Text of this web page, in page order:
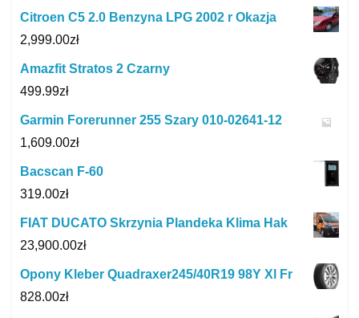
Citroen C5 2.0 Benzyna LPG 2002 r Okazja
2,999.00zł
Amazfit Stratos 2 Czarny
499.99zł
Garmin Forerunner 255 Szary 010-02641-12
1,609.00zł
Bacscan F-60
319.00zł
FIAT DUCATO Skrzynia Plandeka Klima Hak
23,900.00zł
Opony Kleber Quadraxer245/40R19 98Y Xl Fr
828.00zł